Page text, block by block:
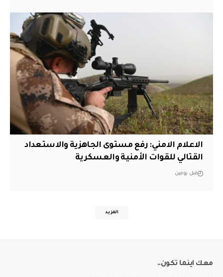
الاعلام الامني: رفع مستوى الجاهزية والاستعداد
القتالي للقوات الأمنية والعسكرية
قبل يومين
المزيد
معك اينما تكون..